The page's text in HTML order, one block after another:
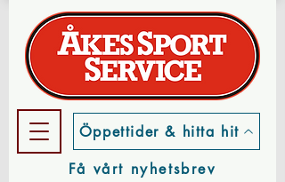
Öppettider & hitta hit
Få vårt nyhetsbrev